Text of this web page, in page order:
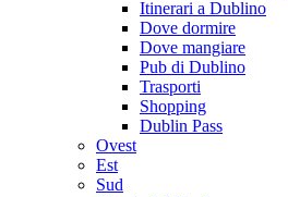
Itinerari a Dublino
Dove dormire
Dove mangiare
Pub di Dublino
Trasporti
Shopping
Dublin Pass
Ovest
Est
Sud